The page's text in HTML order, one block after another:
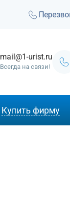
mail@1-urist.ru
Всегда на связи!
Купить фирму